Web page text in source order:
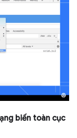
biến toàn cục